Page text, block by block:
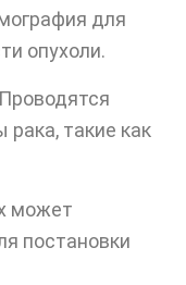
для
опухоли.
Проводятся
такие как
может
постановки